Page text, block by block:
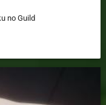
no Guild